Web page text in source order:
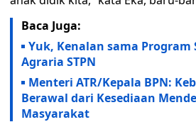
Baca Juga:
Yuk, Kenalan sama
Agraria STPN
Menteri ATR/Kepala BPN:
Berawal dari Kesediaan
Masyarakat